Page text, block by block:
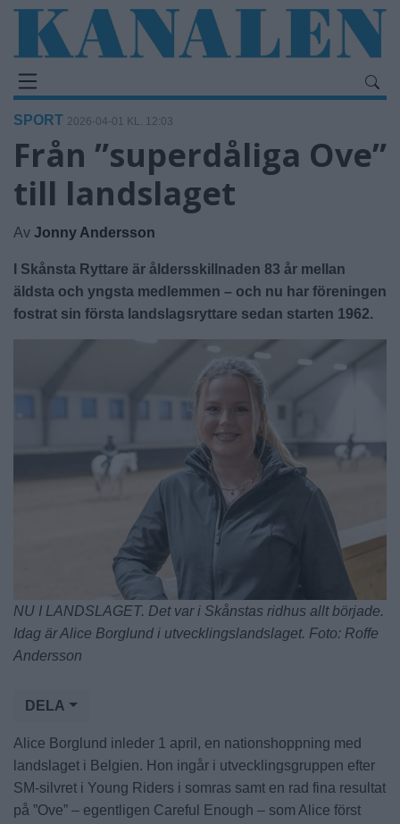
SPORT 2026-04-01 KL. 12:03
Från ”superdåliga Ove”
till landslaget
Av Jonny Andersson
I Skånsta Ryttare är åldersskillnaden 83 år mellan
äldsta och yngsta medlemmen – och nu har föreningen
fostrat sin första landslagsryttare sedan starten 1962.
NU I LANDSLAGET. Det var i Skånstas ridhus allt började.
Idag är Alice Borglund i utvecklingslandslaget. Foto: Roffe
Andersson
DELA
Alice Borglund inleder 1 april, en nationshoppning med
landslaget i Belgien. Hon ingår i utvecklingsgruppen efter
SM-silvret i Young Riders i somras samt en rad fina resultat
på ”Ove” – egentligen Careful Enough – som Alice först